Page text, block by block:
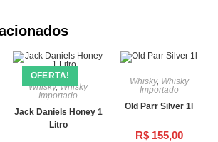
OFERTA!
Whisky,Whisky
Importado
Jack Daniels Honey 1
Litro
Whisky, Whisky
Importado
Old Parr Silver 1l
R$155,00